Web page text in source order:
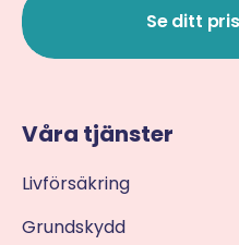
Se ditt
Våra tjänster
Livförsäkring
Grundskydd